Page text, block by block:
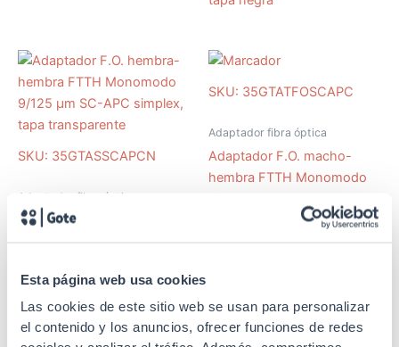
Esta página web usa cookies
Las cookies de este sitio web se usan para personalizar
el contenido y los anuncios, ofrecer funciones de redes
SKU: 35GTASSCAPCN
Adaptador fibra óptica
Adaptador F.O. hembra-
tapa transparente
SKU: 35GTATFOSCAPC
Adaptador fibra óptica
Adaptador F.O. macho-
hembra FTTH Monomodo